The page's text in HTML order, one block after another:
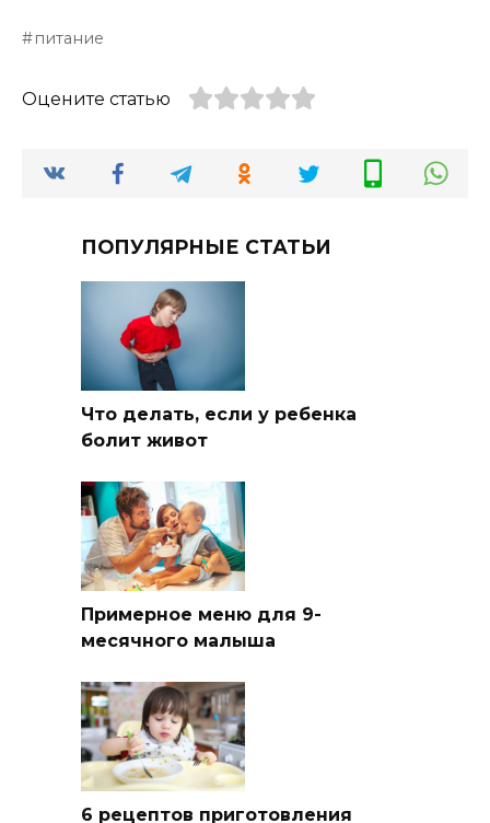
питание
Оцените статью
ПОПУЛЯРНЫЕ СТАТЬИ
Что делать, если у ребенка
болит живот
Примерное меню для 9-
месячного малыша
6 рецептов приготовления